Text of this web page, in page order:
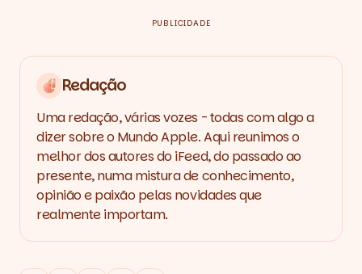
PUBLICIDADE
Redação
Uma redação, várias vozes - todas com algo a
dizer sobre o Mundo Apple. Aqui reunimos o
melhor dos autores do iFeed, do passado ao
presente, numa mistura de conhecimento,
opinião e paixão pelas novidades que
realmente importam.